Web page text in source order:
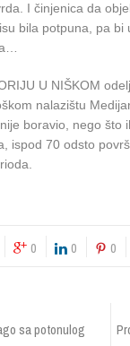
I činjenica da
bila potpuna, pa
U NIŠKOM
nalazištu
boravio, nego što
ispod 70 odsto
0 0 0
sa potonulog